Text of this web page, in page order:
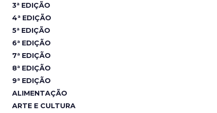
3ª EDIÇÃO
4ª EDIÇÃO
5ª EDIÇÃO
6ª EDIÇÃO
7ª EDIÇÃO
8ª EDIÇÃO
9ª EDIÇÃO
ALIMENTAÇÃO
ARTE E CULTURA